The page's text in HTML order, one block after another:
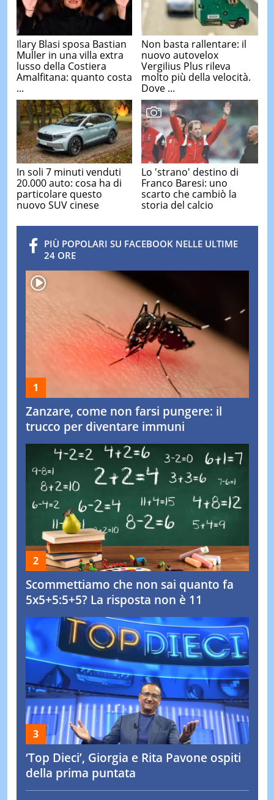
Ilary Blasi sposa Bastian
Muller in una villa extra
lusso della Costiera
Amalfitana: quanto costa
...
Non basta rallentare: il
nuovo autovelox
Vergilius Plus rileva
molto più della velocità.
Dove ...
In soli 7 minuti venduti
20.000 auto: cosa ha di
particolare questo
nuovo SUV cinese
Lo 'strano' destino di
Franco Baresi: uno
scarto che cambiò la
storia del calcio
PIÙ POPOLARI SU FACEBOOK NELLE ULTIME
24 ORE
Zanzare, come non farsi pungere: il
trucco per diventare immuni
Scommettiamo che non sai quanto fa
5x5+5:5+5? La risposta non è 11
‘Top Dieci’, Giorgia e Rita Pavone ospiti
della prima puntata